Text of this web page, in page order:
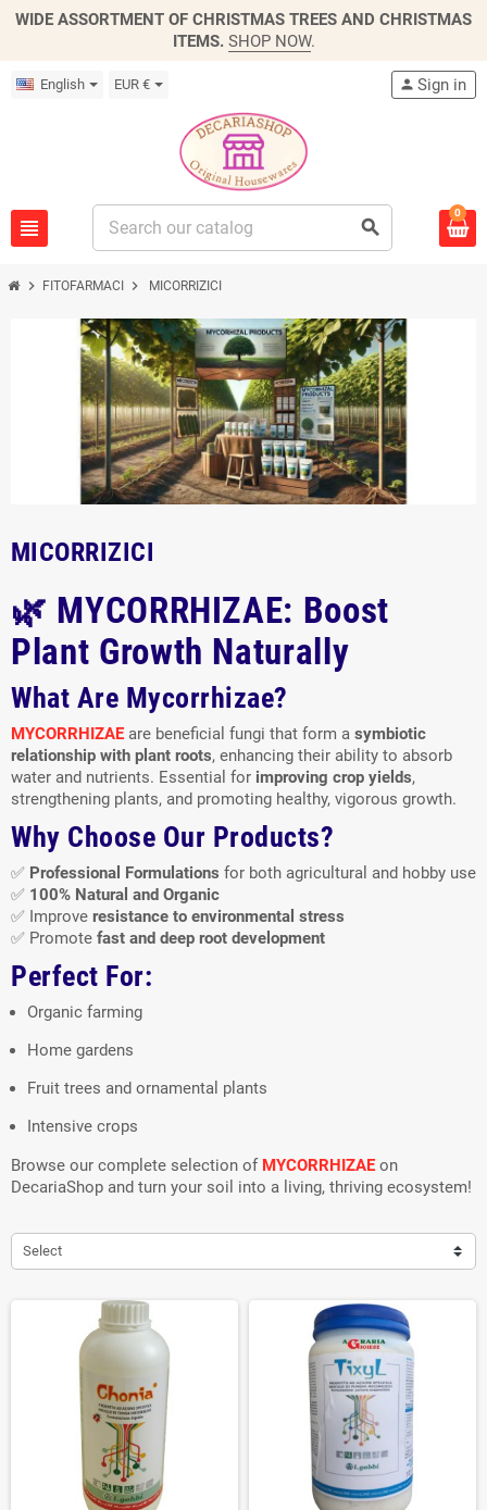
WIDE ASSORTMENT OF CHRISTMAS TREES AND CHRISTMAS
ITEMS. SHOP NOW.
English EUR €
view_headline search
person Sign in
0
chevron_right FITOFARMACI chevron_right MICORRIZICI
MICORRIZICI
🌿 MYCORRHIZAE: Boost
Plant Growth Naturally
What Are Mycorrhizae?
MYCORRHIZAE are beneficial fungi that form a symbiotic
relationship with plant roots, enhancing their ability to absorb
water and nutrients. Essential for improving crop yields,
strengthening plants, and promoting healthy, vigorous growth.
Why Choose Our Products?
✅ Professional Formulations for both agricultural and hobby use
✅ 100% Natural and Organic
✅ Improve resistance to environmental stress
✅ Promote fast and deep root development
Perfect For:
Organic farming
Home gardens
Fruit trees and ornamental plants
Intensive crops
Browse our complete selection of MYCORRHIZAE on
DecariaShop and turn your soil into a living, thriving ecosystem!
Select